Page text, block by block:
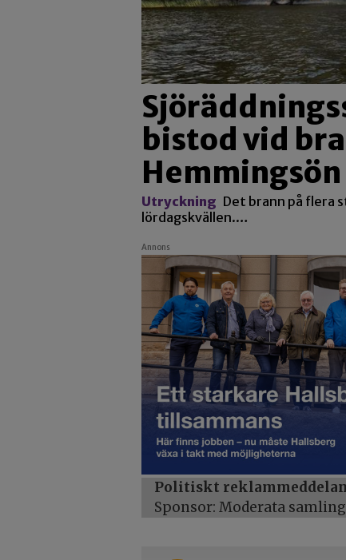
bistod vid
Hemmingsön
Utryckning Det brann på flera
lördagskvällen.…
Annons
Politiskt
Sponsor: Moderata